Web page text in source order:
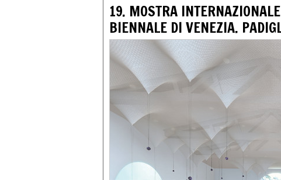
19. MOSTRA
BIENNALE DI VENEZIA.